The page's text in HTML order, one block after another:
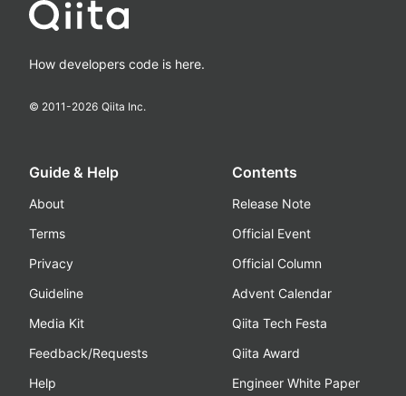
How developers code is here.
© 2011-2026 Qiita Inc.
Guide & Help
About
Terms
Privacy
Guideline
Media Kit
Feedback/Requests
Help
Contents
Release Note
Official Event
Official Column
Advent Calendar
Qiita Tech Festa
Qiita Award
Engineer White Paper